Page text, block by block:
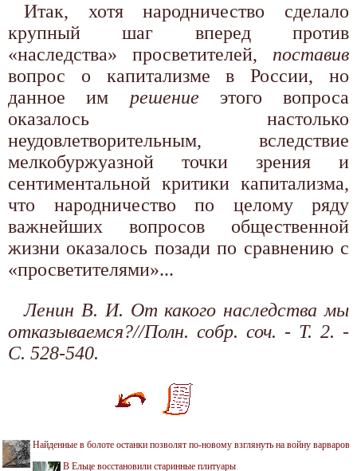
Итак, хотя народничество сделало
крупный шаг вперед против
«наследства» просветителей, поставив
вопрос о капитализме в России, но
данное им решение этого вопроса
оказалось настолько
неудовлетворительным, вследствие
мелкобуржуазной точки зрения и
сентиментальной критики капитализма,
что народничество по целому ряду
важнейших вопросов общественной
жизни оказалось позади по сравнению с
«просветителями»...
Ленин В. И. От какого наследства мы
отказываемся?//Полн. собр. соч. - Т. 2. -
С. 528-540.
Найденные в болоте останки позволят по-новому взглянуть на войну варваров
В Ельце восстановили старинные плитуары